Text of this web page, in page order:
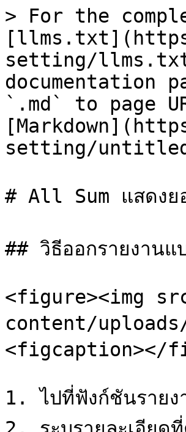
> For the
setting/
documentation
`.md` to page
setting/
# All Sum แสดงย
## วิธีออกรายงานแ
<figure><img
content/
<figcaption></
1. ไปที่ฟังก์ชันราย